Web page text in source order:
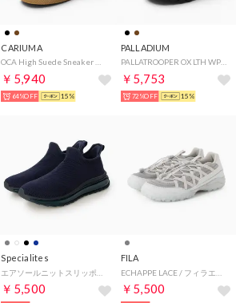
CARIUMA
￥5,940
64%OFF 15%
PALLADIUM
PALLATROOPER OX LTH WP+ （BITTER CHOCOLATE）
￥5,753
72%OFF 15%
Specialites
￥5,500
FILA
￥5,500